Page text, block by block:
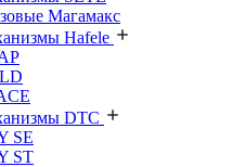
Магамакс
Hafele
DTC
SE
ST